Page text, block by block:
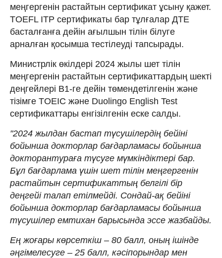
меңгергенін растайтын сертификат ұсыну қажет.
TOEFL ITP сертификаты бар тұлғалар ДТЕ
басталғанға дейін ағылшын тілін білуге
арналған қосымша тестілеуді тапсырады.
Министрлік өкілдері 2024 жылы шет тілін
меңгергенін растайтын сертификаттардың шекті
деңгейлері B1-ге дейін төмендетілгенін және
тізімге TOEIC және Duolingo English Test
сертификаттары енгізілгенін еске салды.
"2024 жылдан бастап түсушілердің бейіні
бойынша докторлар бағдарламасы бойынша
докторантураға түсуге мүмкіндіктері бар.
Бұл бағдарлама үшін шет тілін меңгергенін
растайтын сертификаттың белгілі бір
деңгейі талап етілмейді. Сондай-ақ бейіні
бойынша докторлар бағдарламасы бойынша
түсушілер емтихан барысында эссе жазбайды.
Ең жоғары көрсеткіш – 80 балл, оның ішінде
әңгімелесуге – 25 балл, кәсіпорындар мен